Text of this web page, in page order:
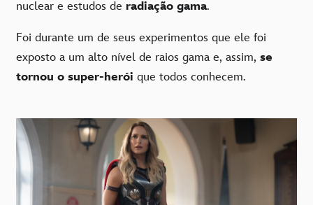
nuclear e estudos de radiação gama.
Foi durante um de seus experimentos que ele foi
exposto a um alto nível de raios gama e, assim, se
tornou o super-herói que todos conhecem.